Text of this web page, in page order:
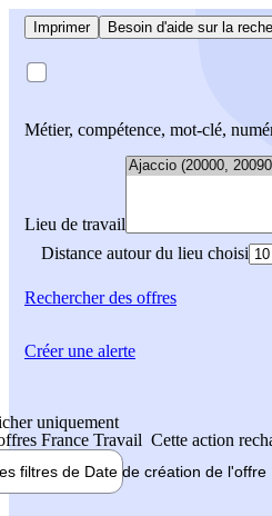
Imprimer Besoin d'aide sur la
Métier, compétence, mot-clé,
Lieu de travail
Distance autour du lieu choisi
Rechercherdes offres
uniquement
France Travail Cette action
filtres de Date de création de l'offre
Créer une alerte